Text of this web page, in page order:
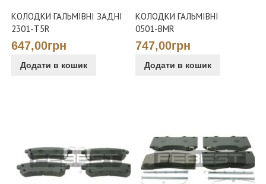
КОЛОДКИ ГАЛЬМІВНІ ЗАДНІ
2301-T5R
647,00грн
Додати в кошик
КОЛОДКИ ГАЛЬМІВНІ
0501-BMR
747,00грн
Додати в кошик